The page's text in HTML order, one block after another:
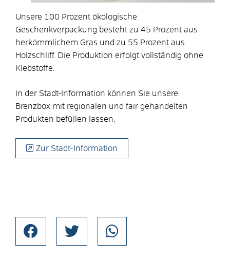
Unsere 100 Prozent ökologische
Geschenkverpackung besteht zu 45 Prozent aus
herkömmlichem Gras und zu 55 Prozent aus
Holzschliff. Die Produktion erfolgt vollständig ohne
Klebstoffe.
In der Stadt-Information können Sie unsere
Brenzbox mit regionalen und fair gehandelten
Produkten befüllen lassen.
Zur Stadt-Information